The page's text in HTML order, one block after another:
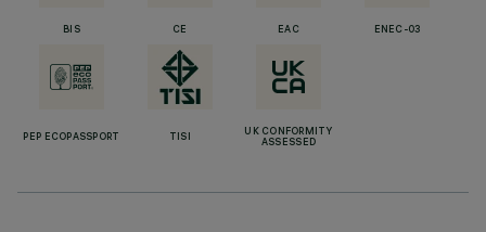
BIS CE EAC ENEC-03
PEP ECOPASSPORT TISI
UK CONFORMITY
ASSESSED